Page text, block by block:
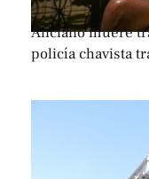
Anciano muere
policía chavista